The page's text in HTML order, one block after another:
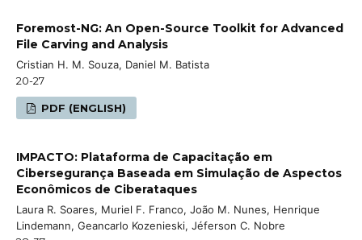
Foremost-NG: An Open-Source Toolkit for Advanced
File Carving and Analysis
Cristian H. M. Souza, Daniel M. Batista
20-27
PDF (ENGLISH)
IMPACTO: Plataforma de Capacitação em
Cibersegurança Baseada em Simulação de Aspectos
Econômicos de Ciberataques
Laura R. Soares, Muriel F. Franco, João M. Nunes, Henrique
Lindemann, Geancarlo Kozenieski, Jéferson C. Nobre